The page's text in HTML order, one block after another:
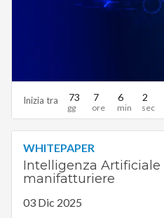
Inizia tra 73 7 6 1
WHITEPAPER
Intelligenza Artificiale
manifatturiere
03 Dic 2025